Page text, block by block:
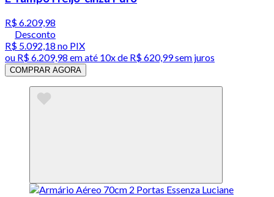
R$ 6.209,98
Desconto
R$ 5.092,18 no PIX
ou R$ 6.209,98 em até 10x de R$ 620,99 sem juros
COMPRAR AGORA